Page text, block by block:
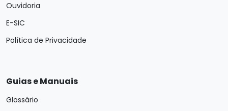
Ouvidoria
E-SIC
Política de Privacidade
Guias e Manuais
Glossário